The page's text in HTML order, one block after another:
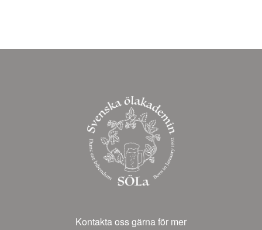
Kontakta oss gärna för mer